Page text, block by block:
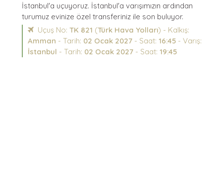
İstanbul'a uçuyoruz. İstanbul'a varışımızın ardından
turumuz evinize özel transferiniz ile son buluyor.
Uçuş No: TK 821 (Türk Hava Yolları) - Kalkış:
Amman - Tarih: 02 Ocak 2027 - Saat: 16:45 - Varış:
İstanbul - Tarih: 02 Ocak 2027 - Saat: 19:45